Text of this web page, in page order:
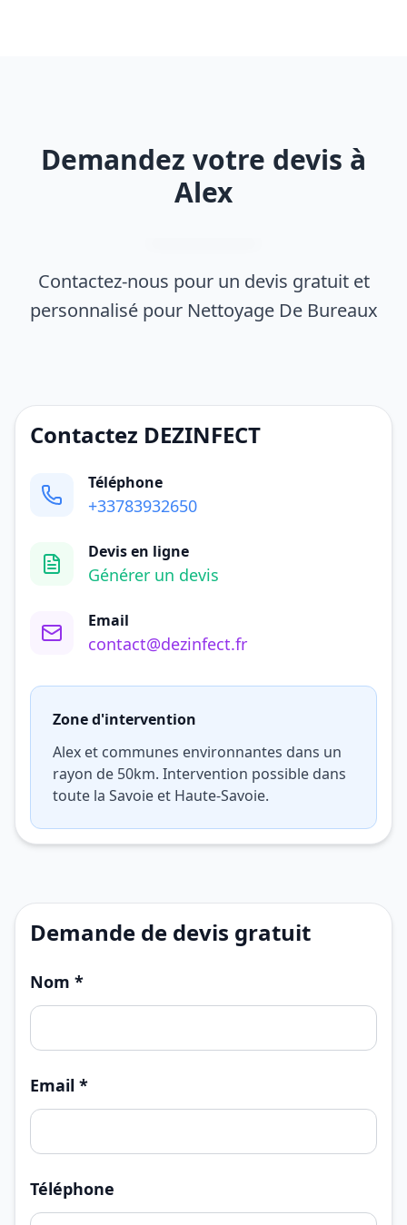
Demandez votre devis à
Alex
Contactez-nous pour un devis gratuit et
personnalisé pour Nettoyage De Bureaux
Contactez DEZINFECT
Téléphone
+33783932650
Devis en ligne
Générer un devis
Email
contact@dezinfect.fr
Zone d'intervention
Alex et communes environnantes dans un
rayon de 50km. Intervention possible dans
toute la Savoie et Haute-Savoie.
Demande de devis gratuit
Nom *
Email *
Téléphone